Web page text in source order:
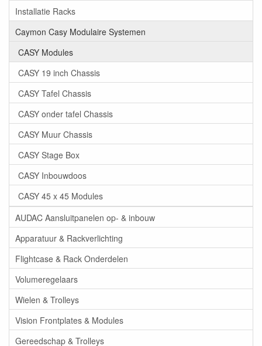
Installatie Racks
Caymon Casy Modulaire Systemen
CASY Modules
CASY 19 inch Chassis
CASY Tafel Chassis
CASY onder tafel Chassis
CASY Muur Chassis
CASY Stage Box
CASY Inbouwdoos
CASY 45 x 45 Modules
AUDAC Aansluitpanelen op- & inbouw
Apparatuur & Rackverlichting
Flightcase & Rack Onderdelen
Volumeregelaars
Wielen & Trolleys
Vision Frontplates & Modules
Gereedschap & Trolleys